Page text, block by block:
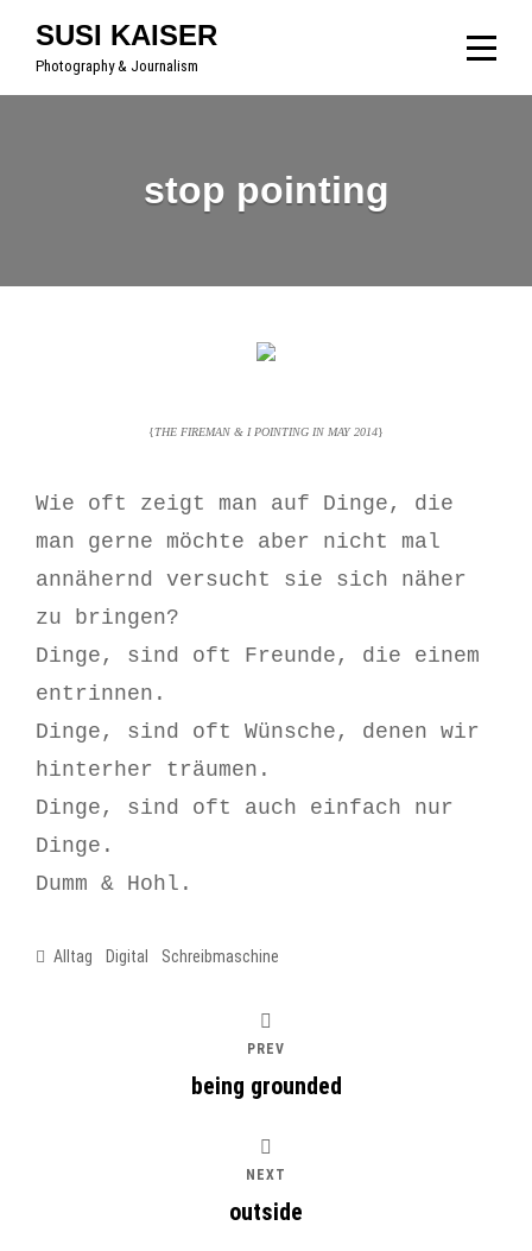
content
SUSI KAISER
Photography & Journalism
stop pointing
{THE FIREMAN & I POINTING IN MAY 2014}
Wie oft zeigt man auf Dinge, die
man gerne möchte aber nicht mal
annähernd versucht sie sich näher
zu bringen?
Dinge, sind oft Freunde, die einem
entrinnen.
Dinge, sind oft Wünsche, denen wir
hinterher träumen.
Dinge, sind oft auch einfach nur
Dinge.
Dumm & Hohl.
Categories
Alltag Digital Schreibmaschine
Beitragsnavigation
PREV
being grounded
NEXT
outside